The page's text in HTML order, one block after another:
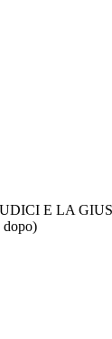
E LA
dopo)